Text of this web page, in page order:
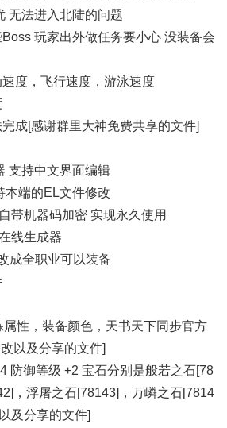
无法进入北陆的问题
玩家出外做任务要小心 没装备会
度，飞行速度，游泳速度
成[感谢群里大神免费共享的文件]
支持中文界面编辑
本端的EL文件修改
带机器码加密 实现永久使用
线生成器
成全职业可以装备
性，装备颜色，天书天下同步官方
以及分享的文件]
防御等级 +2 宝石分别是般若之石[78
，浮屠之石[78143]，万嶙之石[7814
及分享的文件]